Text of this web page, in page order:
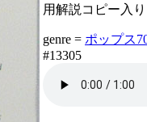
用解説コピー入
genre = ポップス
#13305